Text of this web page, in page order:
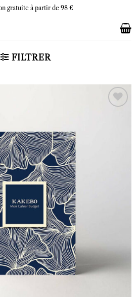
gratuite à partir de 98 €
FILTRER